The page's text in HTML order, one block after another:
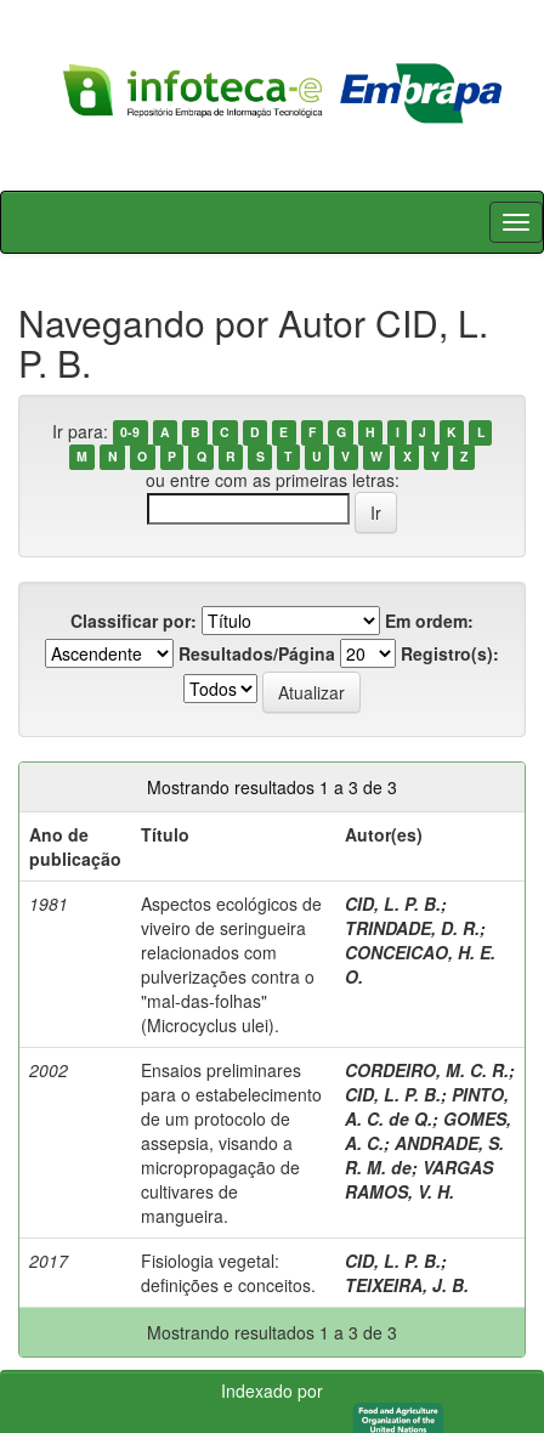
Skip
Navegando por Autor CID, L.
P. B.
Ir para: 0-9 A B C D E F G H I J K
L
M
N O P Q R S T U V W X Y Z
ou entre com as primeiras letras:
Classificar por:
Em ordem:
Resultados/Página
Registro(s):
Mostrando resultados 1 a 3 de 3
Ano de
publicação
Título Autor(es)
1981
Aspectos ecológicos de
viveiro de seringueira
relacionados com
pulverizações contra o
"mal-das-folhas"
(Microcyclus ulei).
CID, L. P. B.;
TRINDADE, D. R.;
CONCEICAO, H. E.
O.
2002
Ensaios preliminares
para o estabelecimento
de um protocolo de
assepsia, visando a
micropropagação de
cultivares de
mangueira.
CORDEIRO, M. C. R.;
CID, L. P. B.; PINTO,
A. C. de Q.; GOMES,
A. C.; ANDRADE, S.
R. M. de; VARGAS
RAMOS, V. H.
2017
Fisiologia vegetal:
definições e conceitos.
CID, L. P. B.;
TEIXEIRA, J. B.
Mostrando resultados 1 a 3 de 3
Indexado por